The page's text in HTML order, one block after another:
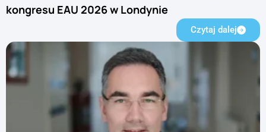
kongresu EAU 2026 w Londynie
Czytaj dalej